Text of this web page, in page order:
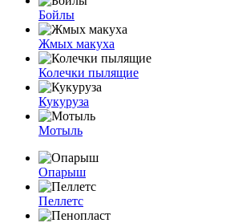
Бойлы
Жмых макуха
Колечки пылящие
Кукуруза
Мотыль
Опарыш
Пеллетс